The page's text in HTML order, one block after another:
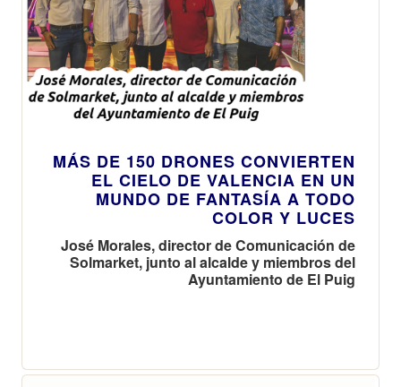
MÁS DE 150 DRONES CONVIERTEN
EL CIELO DE VALENCIA EN UN
MUNDO DE FANTASÍA A TODO
COLOR Y LUCES
José Morales, director de Comunicación de
Solmarket, junto al alcalde y miembros del
Ayuntamiento de El Puig